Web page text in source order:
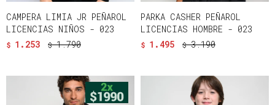
CAMPERA LIMIA JR PEÑAROL
LICENCIAS NIÑOS - 023
$ 1.253 $ 1.790
PARKA CASHER PEÑAROL
LICENCIAS HOMBRE - 023
$ 1.495 $ 3.190